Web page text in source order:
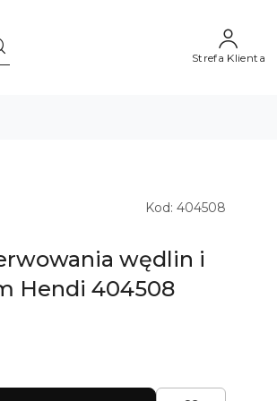
Strefa Klienta
Kod: 404508
wędlin i
Hendi 404508